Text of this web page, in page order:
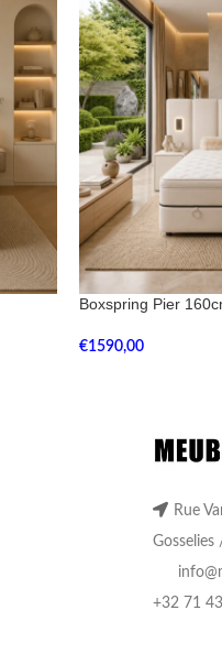
Boxspring Pier
€1590,00
Rue
Gosselies
+32 71